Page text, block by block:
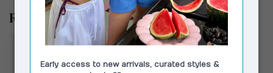
Recent bekeken